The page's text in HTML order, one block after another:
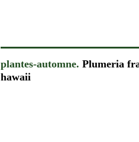
plantes-automne. Plumeria
hawaii